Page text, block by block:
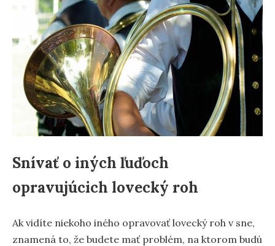
Snívať o iných ľuďoch
opravujúcich lovecký roh
Ak vidíte niekoho iného opravovať lovecký roh v sne,
znamená to, že budete mať problém, na ktorom budú